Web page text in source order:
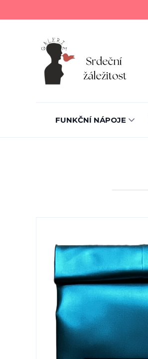
FUNKČNÍ NÁPOJE